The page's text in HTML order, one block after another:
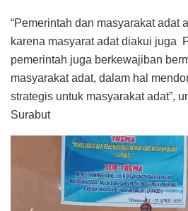
“Pemerintah dan masyarakat adat
karena masyarat adat diakui juga
pemerintah juga berkewajiban
masyarakat adat, dalam hal
strategis untuk masyarakat adat”,
Surabut